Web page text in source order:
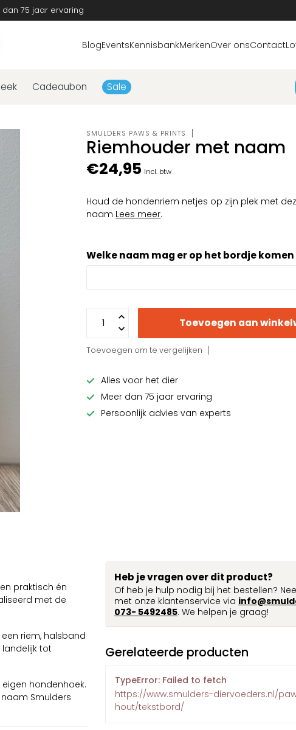
dan 75 jaar ervaring
BlogEventsKennisbankMerkenOver onsContact
Cadeaubon Sale
SMULDERS PAWS & PRINTS
Riemhouder met naam
€24,95 Incl. btw
Houd de hondenriem netjes op zijn plek met
naam Lees meer.
Welke naam mag er op het bordje
Toevoegen aan
Toevoegen om te vergelijken
Alles voor het dier
Meer dan 75 jaar ervaring
Persoonlijk advies van experts
praktisch én
met de
riem, halsband
landelijk tot
hondenhoek.
Smulders
Heb je vragen over dit product?
Of heb je hulp nodig bij het bestellen?
met onze klantenservice via
073- 5492485. We helpen je graag!
Gerelateerde producten
TypeError: Failed to fetch
https://www.smulders-diervoeders.nl/
hout/tekstbord/